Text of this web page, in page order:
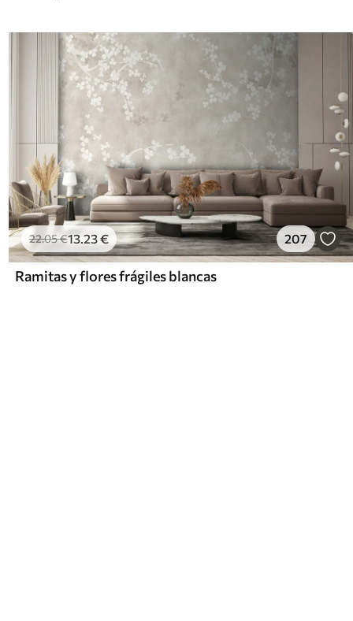
22.05€13.23€ 207
Ramitas y flores frágiles blancas